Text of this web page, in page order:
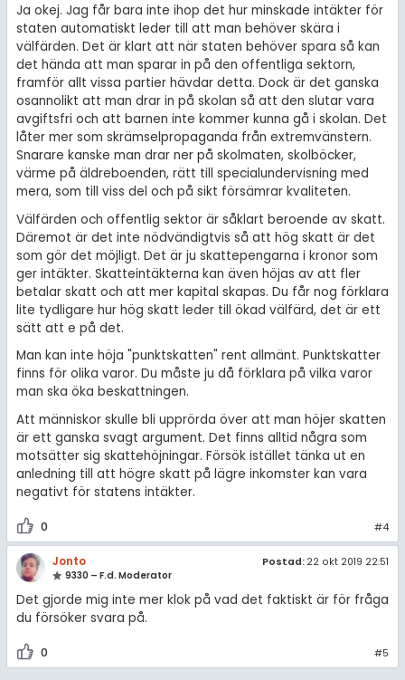
Ja okej. Jag får bara inte ihop det hur minskade intäkter för
staten automatiskt leder till att man behöver skära i
välfärden. Det är klart att när staten behöver spara så kan
det hända att man sparar in på den offentliga sektorn,
framför allt vissa partier hävdar detta. Dock är det ganska
osannolikt att man drar in på skolan så att den slutar vara
avgiftsfri och att barnen inte kommer kunna gå i skolan. Det
låter mer som skrämselpropaganda från extremvänstern.
Snarare kanske man drar ner på skolmaten, skolböcker,
värme på äldreboenden, rätt till specialundervisning med
mera, som till viss del och på sikt försämrar kvaliteten.
Välfärden och offentlig sektor är såklart beroende av skatt.
Däremot är det inte nödvändigtvis så att hög skatt är det
som gör det möjligt. Det är ju skattepengarna i kronor som
ger intäkter. Skatteintäkterna kan även höjas av att fler
betalar skatt och att mer kapital skapas. Du får nog förklara
lite tydligare hur hög skatt leder till ökad välfärd, det är ett
sätt att e på det.
Man kan inte höja "punktskatten" rent allmänt. Punktskatter
finns för olika varor. Du måste ju då förklara på vilka varor
man ska öka beskattningen.
Att människor skulle bli upprörda över att man höjer skatten
är ett ganska svagt argument. Det finns alltid några som
motsätter sig skattehöjningar. Försök istället tänka ut en
anledning till att högre skatt på lägre inkomster kan vara
negativt för statens intäkter.
0 #4
Jonto
9330 – F.d. Moderator
Postad: 22 okt 2019 22:51
Det gjorde mig inte mer klok på vad det faktiskt är för fråga
du försöker svara på.
0 #5